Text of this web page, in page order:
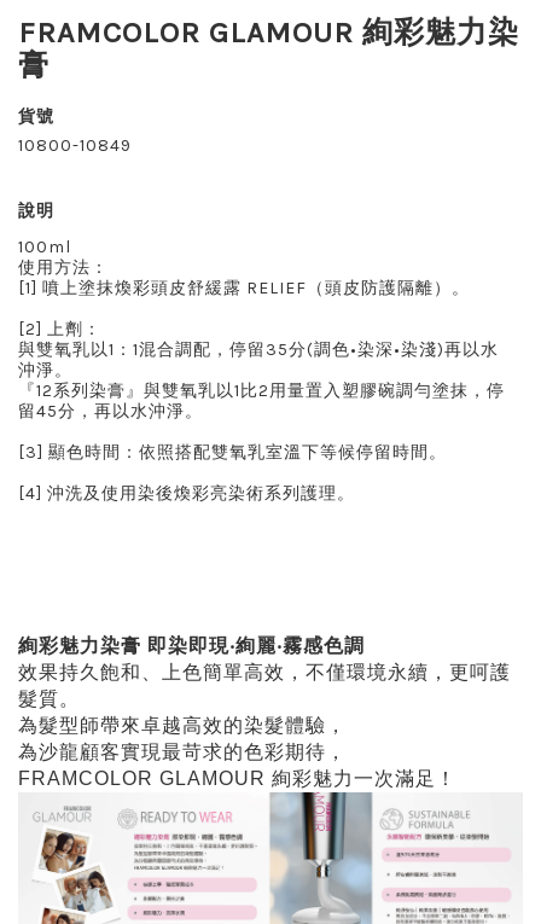
FRAMCOLOR GLAMOUR 絢彩魅力染
膏
貨號
10800-10849
說明
100ml
使用方法：
[1] 噴上塗抹煥彩頭皮舒緩露 RELIEF（頭皮防護隔離）。
[2] 上劑：
與雙氧乳以1：1混合調配，停留35分(調色•染深•染淺)再以水
沖淨。
『12系列染膏』與雙氧乳以1比2用量置入塑膠碗調勻塗抹，停
留45分，再以水沖淨。
[3] 顯色時間：依照搭配雙氧乳室溫下等候停留時間。
[4] 沖洗及使用染後煥彩亮染術系列護理。
絢彩魅力染膏 即染即現‧絢麗‧霧感色調
效果持久飽和、上色簡單高效，不僅環境永續，更呵護
髮質。
為髮型師帶來卓越高效的染髮體驗，
為沙龍顧客實現最苛求的色彩期待，
FRAMCOLOR GLAMOUR 絢彩魅力一次滿足！